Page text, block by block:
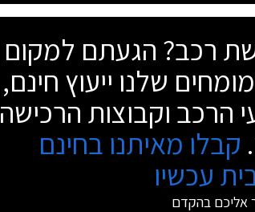
רכב? הגעתם למקום
שלנו ייעוץ חינם,
הרכב וקבוצות הרכישה
קבלו מאיתנו בחינם
עכשיו
אליכם בהקדם